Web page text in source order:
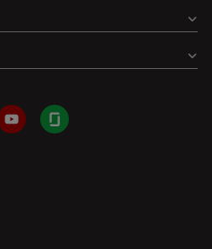
YouTubeGlassdoor